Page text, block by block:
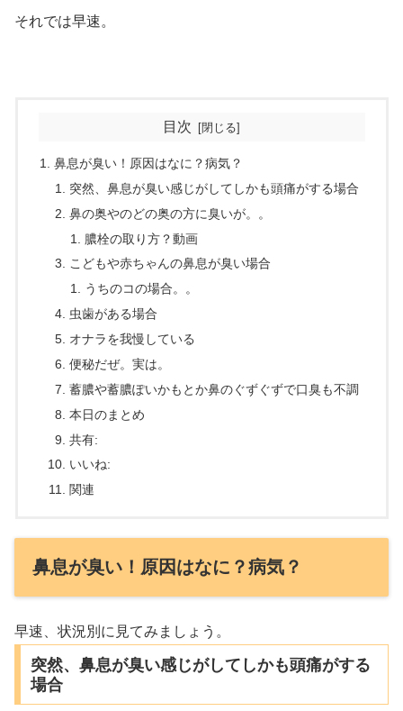
それでは早速。
目次
鼻息が臭い！原因はなに？病気？
突然、鼻息が臭い感じがしてしかも頭痛がする場合
鼻の奥やのどの奥の方に臭いが。。
膿栓の取り方？動画
こどもや赤ちゃんの鼻息が臭い場合
うちのコの場合。。
虫歯がある場合
オナラを我慢している
便秘だぜ。実は。
蓄膿や蓄膿ぽいかもとか鼻のぐずぐずで口臭も不調
本日のまとめ
共有:
いいね:
関連
鼻息が臭い！原因はなに？病気？
早速、状況別に見てみましょう。
突然、鼻息が臭い感じがしてしかも頭痛がする
場合